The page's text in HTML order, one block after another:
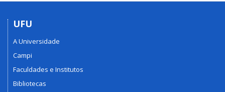
UFU
A Universidade
Campi
Faculdades e Institutos
Bibliotecas